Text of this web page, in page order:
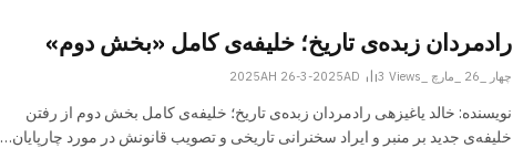
رادمردان زبده‌ی تاریخ؛ خلیفه‌ی کامل «بخش دوم»
چهار _26 _مارچ _2025AH 26-3-2025AD 3Views
نویسنده: خالد یاغی­زهی رادمردان زبده‌ی تاریخ؛ خلیفه‌ی کامل بخش دوم از رفتن
خلیفه‌­ی جدید بر منبر و ایراد سخنرانی تاریخی و تصویب قانونش در مورد چارپایان…